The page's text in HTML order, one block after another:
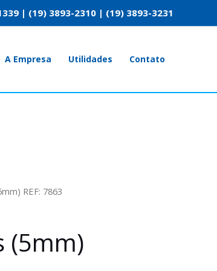
| (19) 3893-2310 | (19) 3893-3231
A Empresa Utilidades Contato
REF: 7863
(5mm)